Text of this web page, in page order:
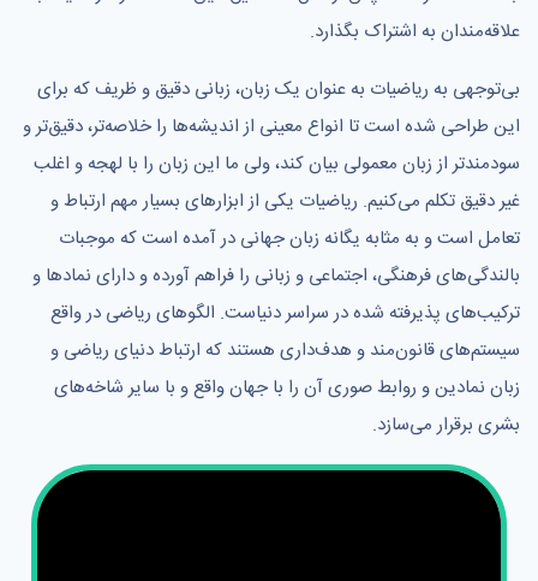
علاقه‌مندان به اشتراک بگذارد.
بی‌توجهی به ریاضیات به عنوان یک زبان، زبانی دقیق و ظریف که برای
این طراحی شده است تا انواع معینی از اندیشه‌ها را خلاصه‌تر، دقیق‌تر و
سودمندتر از زبان معمولی بیان کند، ولی ما این زبان را با لهجه و اغلب
غیر دقیق تکلم می‌کنیم. ریاضیات یکی از ابزارهای بسیار مهم ارتباط و
تعامل است و به مثابه یگانه زبان جهانی در آمده است که موجبات
بالندگی‌های فرهنگی، اجتماعی و زبانی را فراهم آورده و دارای نمادها و
ترکیب‌های پذیرفته شده در سراسر دنیاست. الگوهای ریاضی در واقع
سیستم‌های قانون‌مند و هدف‌داری هستند که ارتباط دنیای ریاضی و
زبان نمادین و روابط صوری آن را با جهان واقع و با سایر شاخه‌های
بشری برقرار می‌سازد.